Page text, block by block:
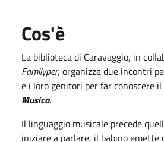
Cos'è
La biblioteca di Caravaggio, in
Familyper, organizza due incontri
e i loro genitori per far conoscere
Musica.
Il linguaggio musicale precede
iniziare a parlare, il babino emette